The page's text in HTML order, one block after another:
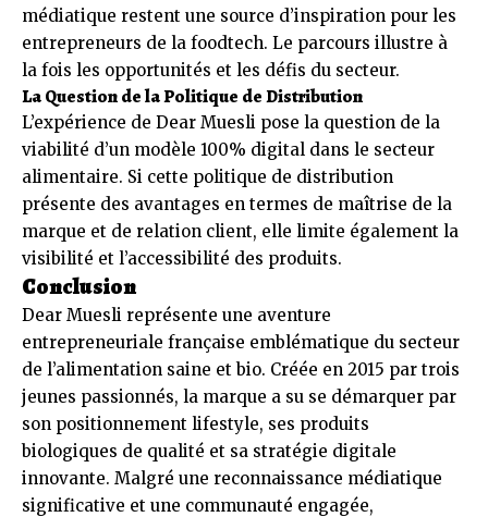
médiatique restent une source d’inspiration pour les
entrepreneurs de la foodtech. Le parcours illustre à
la fois les opportunités et les défis du secteur.
La Question de la Politique de Distribution
L’expérience de Dear Muesli pose la question de la
viabilité d’un modèle 100% digital dans le secteur
alimentaire. Si cette politique de distribution
présente des avantages en termes de maîtrise de la
marque et de relation client, elle limite également la
visibilité et l’accessibilité des produits.
Conclusion
Dear Muesli représente une aventure
entrepreneuriale française emblématique du secteur
de l’alimentation saine et bio. Créée en 2015 par trois
jeunes passionnés, la marque a su se démarquer par
son positionnement lifestyle, ses produits
biologiques de qualité et sa stratégie digitale
innovante. Malgré une reconnaissance médiatique
significative et une communauté engagée,